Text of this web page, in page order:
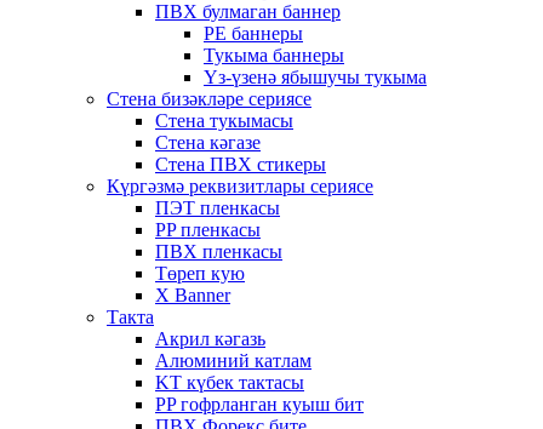
ПВХ булмаган баннер
PE баннеры
Тукыма баннеры
Үз-үзенә ябышучы тукыма
Стена бизәкләре сериясе
Стена тукымасы
Стена кәгазе
Стена ПВХ стикеры
Күргәзмә реквизитлары сериясе
ПЭТ пленкасы
PP пленкасы
ПВХ пленкасы
Төреп кую
X Banner
Такта
Акрил кәгазь
Алюминий катлам
KT күбек тактасы
PP гофрланган куыш бит